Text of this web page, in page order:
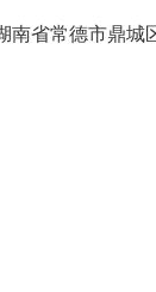
南省常德市鼎